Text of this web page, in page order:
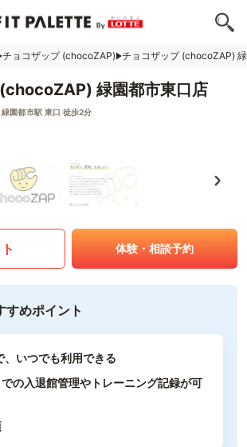
チョコザップ (chocoZAP) チョコザップ (chocoZAP)
緑園都市東口店
園都市駅 東口 徒歩2分
体験・相談予約
すめポイント
いつでも利用できる
の入退館管理やトレーニング記録が可